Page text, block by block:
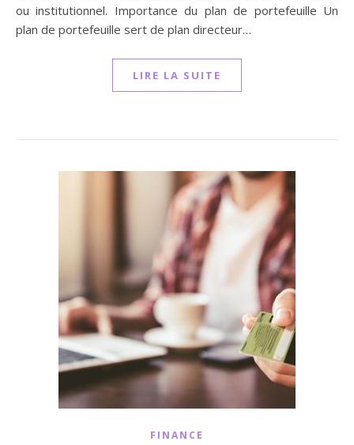
ou institutionnel. Importance du plan de portefeuille Un
plan de portefeuille sert de plan directeur…
LIRE LA SUITE
FINANCE